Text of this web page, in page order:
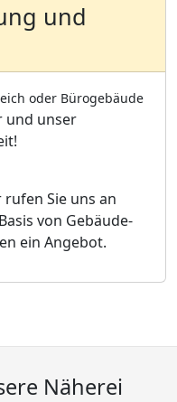
und
oder Bürogebäude
und unser
rufen Sie uns an
von Gebäude-
ein Angebot.
Näherei